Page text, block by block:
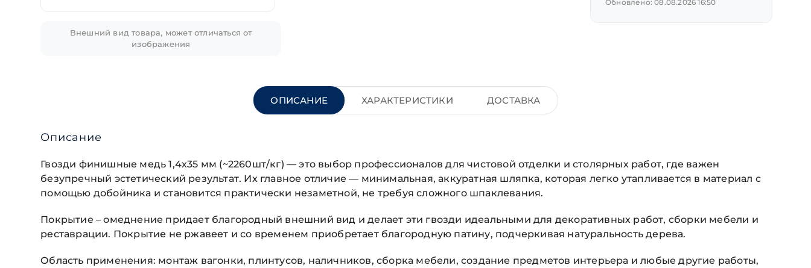
Внешний вид товара, может отличаться от
изображения
Обновлено: 08.08.2026 16:50
ОПИСАНИЕ ХАРАКТЕРИСТИКИ ДОСТАВКА
Описание
Гвозди финишные медь 1,4х35 мм (~2260шт/кг) — это выбор профессионалов для чистовой отделки и столярных работ, где важен
безупречный эстетический результат. Их главное отличие — минимальная, аккуратная шляпка, которая легко утапливается в материал с
помощью добойника и становится практически незаметной, не требуя сложного шпаклевания.
Покрытие – омеднение придает благородный внешний вид и делает эти гвозди идеальными для декоративных работ, сборки мебели и
реставрации. Покрытие не ржавеет и со временем приобретает благородную патину, подчеркивая натуральность дерева.
Область применения: монтаж вагонки, плинтусов, наличников, сборка мебели, создание предметов интерьера и любые другие работы,